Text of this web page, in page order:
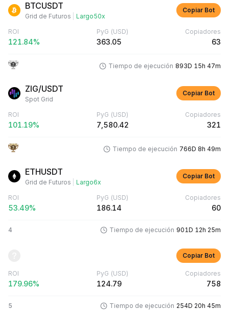
BTCUSDT
Grid de Futuros Largo50x
Copiar Bot
ROI
121.84%
PyG (USD)
363.05
Copiadores
63
Tiempo de ejecución 893D 15h 47m
ZIG/USDT
Spot Grid
Copiar Bot
ROI
101.19%
PyG (USD)
7,580.42
Copiadores
321
Tiempo de ejecución 766D 8h 49m
ETHUSDT
Grid de Futuros Largo6x
Copiar Bot
ROI
53.49%
PyG (USD)
186.14
Copiadores
60
4 Tiempo de ejecución 901D 12h 25m
Copiar Bot
ROI
179.96%
PyG (USD)
124.79
Copiadores
758
5 Tiempo de ejecución 254D 20h 45m